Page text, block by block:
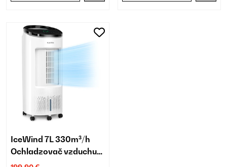
IceWind 7L 330m³/h
Ochladzovač vzduchu
Biela